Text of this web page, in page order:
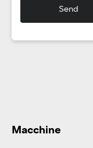
Macchine